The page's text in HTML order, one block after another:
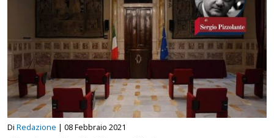
Di Redazione | 08 Febbraio 2021